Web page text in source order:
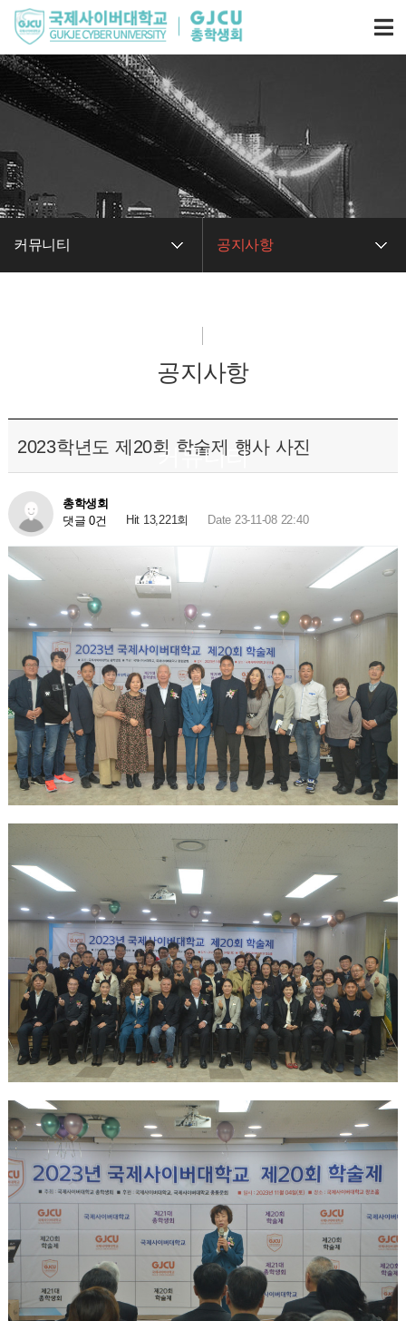
커뮤니티 공지사항
커뮤니티
공지사항
2023학년도 제20회 학술제 행사 사진
총학생회
댓글 0건
Hit 13,221회 Date 23-11-08 22:40